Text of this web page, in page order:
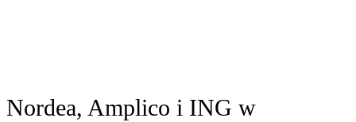
Nordea, Amplico i ING w